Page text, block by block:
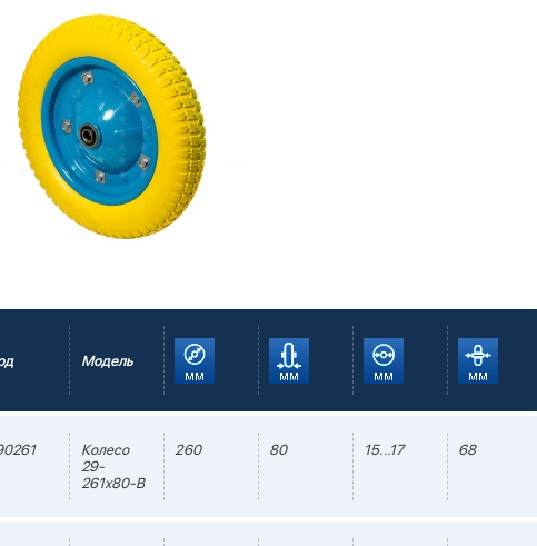
Модель
Колесо
29-
261х80-B
260 80 15...17 68